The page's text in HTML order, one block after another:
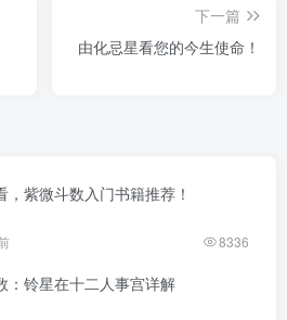
下一篇
由化忌星看您的今生使命！
，紫微斗数入门书籍推荐！
8336
：铃星在十二人事宫详解